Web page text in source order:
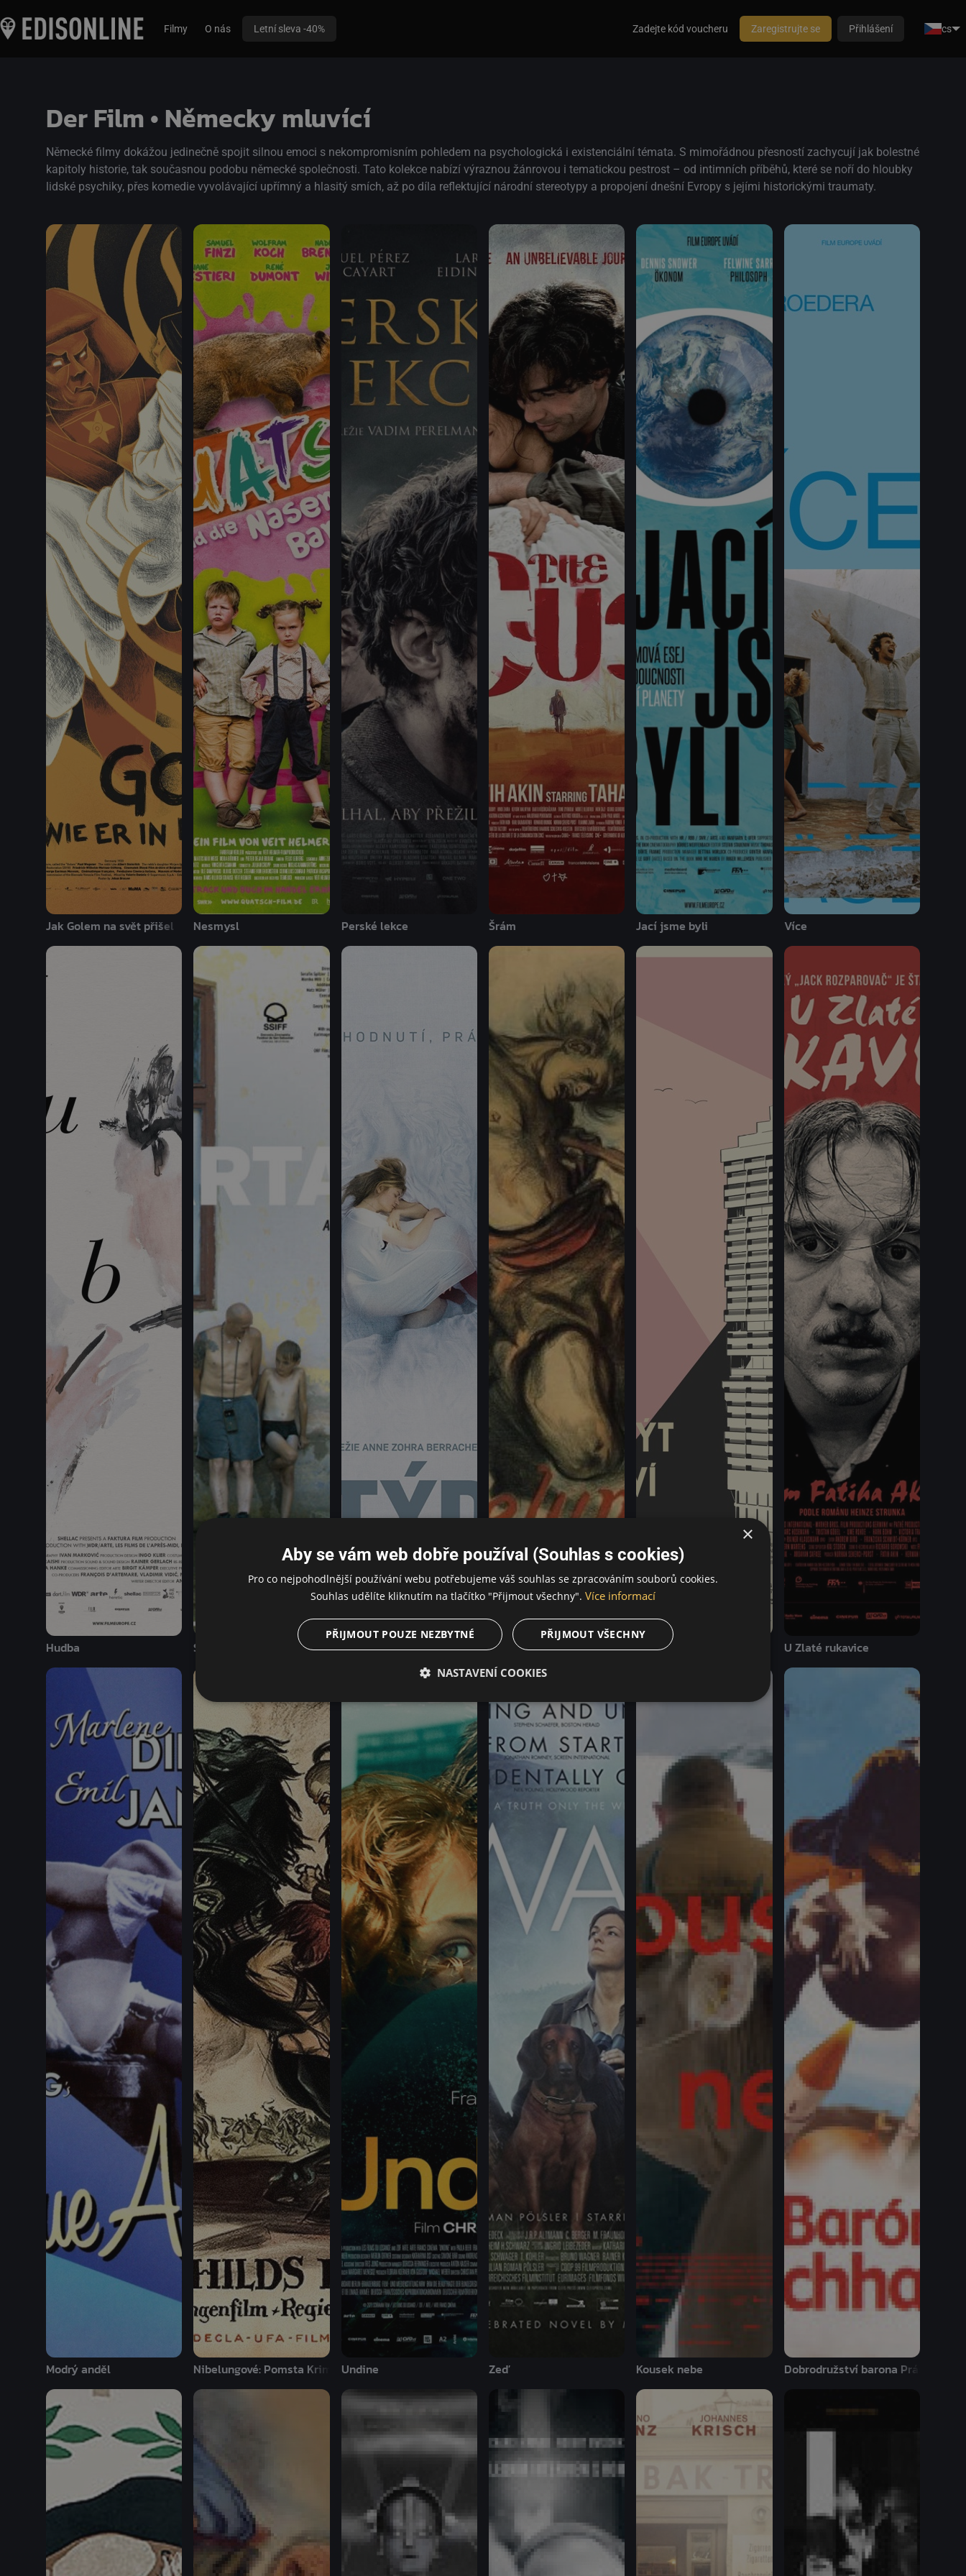
Filmy O nás Letní sleva -40% Zadejte kód voucheru Zaregistrujte se Přihlášení cs
Der Film • Německy mluvící
Německé filmy dokážou jedinečně spojit silnou emoci s nekompromisním pohledem na psychologická i existenciální témata. S mimořádnou přesností zachycují jak bolestné
kapitoly historie, tak současnou podobu německé společnosti. Tato kolekce nabízí výraznou žánrovou i tematickou pestrost – od intimních příběhů, které se noří do hloubky
lidské psychiky, přes komedie vyvolávající upřímný a hlasitý smích, až po díla reflektující národní stereotypy a propojení dnešní Evropy s jejími historickými traumaty.
Jak Golem na svět přišel Nesmysl Perské lekce Šrám Jací jsme byli Více
Hudba Sparta 24 týdnů Nibelungové: Smrt bohatýraMůžeme být také mrtví U Zlaté rukavice
Modrý anděl Nibelungové: Pomsta Krimhildina
Undine Zeď Kousek nebe Dobrodružství barona Prášila
×
Aby se vám web dobře používal (Souhlas s cookies)
Pro co nejpohodlnější používání webu potřebujeme váš souhlas se zpracováním souborů cookies.
Souhlas udělíte kliknutím na tlačítko "Přijmout všechny". Více informací
PŘIJMOUT VŠECHNY
PŘIJMOUT POUZE NEZBYTNÉ
NASTAVENÍ COOKIES